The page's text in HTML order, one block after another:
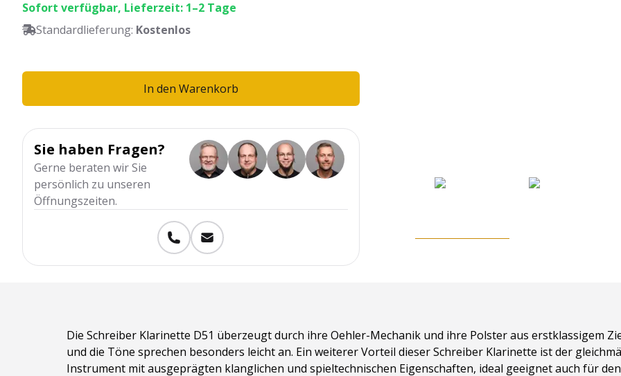
Sofort verfügbar, Lieferzeit: 1–2 Tage
Standardlieferung: Kostenlos
In den Warenkorb
Sie haben Fragen?
Gerne beraten wir Sie
persönlich zu unseren
Öffnungszeiten.
Die Schreiber Klarinette D51 überzeugt durch ihre Oehler-Mechanik und ihre Polster aus erstklassigem
und die Töne sprechen besonders leicht an. Ein weiterer Vorteil dieser Schreiber Klarinette ist der
Instrument mit ausgeprägten klanglichen und spieltechnischen Eigenschaften, ideal geeignet auch für